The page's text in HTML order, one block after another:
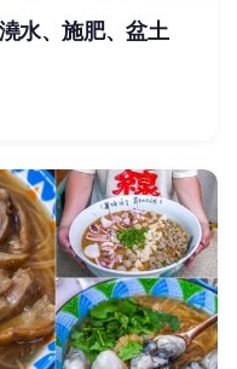
水、施肥、盆土